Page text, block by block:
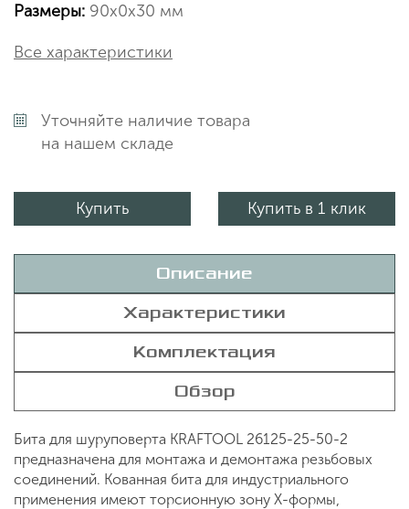
Размеры: 90х0х30 мм
Все характеристики
Уточняйте наличие товара
на нашем складе
Купить Купить в 1 клик
Описание
Характеристики
Комплектация
Обзор
Бита для шуруповерта KRAFTOOL 26125-25-50-2
предназначена для монтажа и демонтажа резьбовых
соединений. Кованная бита для индустриального
применения имеют торсионную зону Х-формы,